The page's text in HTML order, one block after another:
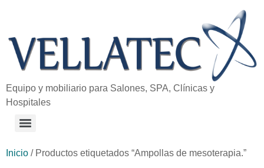
Equipo y mobiliario para Salones, SPA, Clínicas y
Hospitales
Inicio / Productos etiquetados “Ampollas de mesoterapia.”